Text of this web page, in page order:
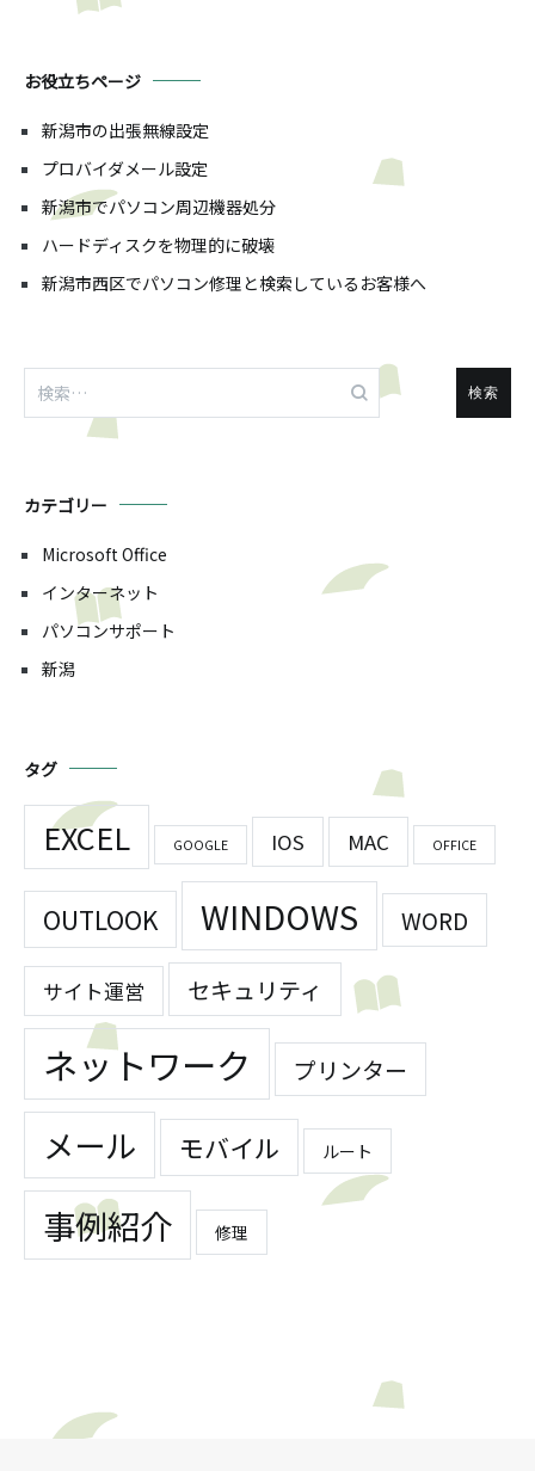
お役立ちページ
新潟市の出張無線設定
プロバイダメール設定
新潟市でパソコン周辺機器処分
ハードディスクを物理的に破壊
新潟市西区でパソコン修理と検索しているお客様へ
検
索:
カテゴリー
Microsoft Office
インターネット
パソコンサポート
新潟
タグ
EXCEL GOOGLE IOS MAC OFFICE
OUTLOOK WINDOWS WORD
サイト運営 セキュリティ
ネットワーク プリンター
メール モバイル ルート
事例紹介 修理